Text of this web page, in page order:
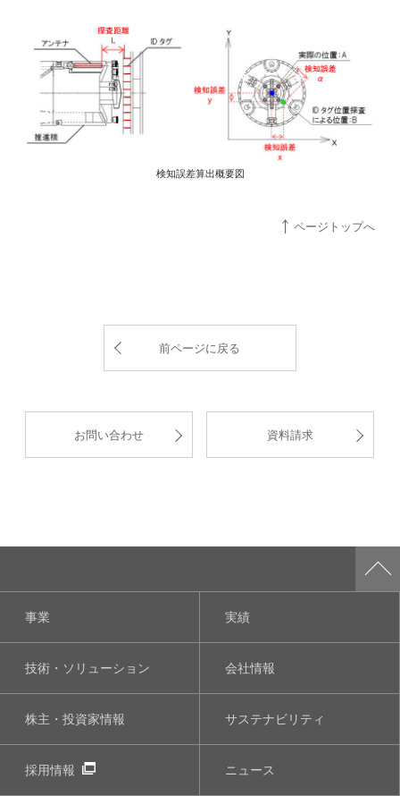
検知誤差算出概要図
ページトップへ
前ページに戻る
お問い合わせ 資料請求
事業 実績
技術・ソリューション 会社情報
株主・投資家情報 サステナビリティ
採用情報 ニュース